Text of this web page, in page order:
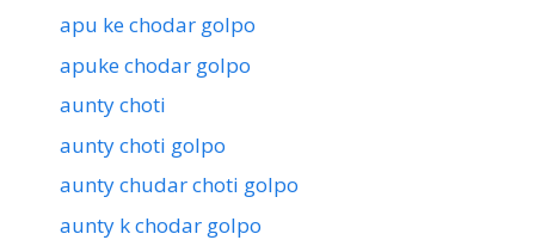
apu ke chodar golpo
apuke chodar golpo
aunty choti
aunty choti golpo
aunty chudar choti golpo
aunty k chodar golpo